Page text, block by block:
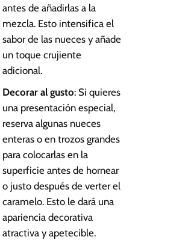
antes de añadirlas a la
mezcla. Esto intensifica el
sabor de las nueces y añade
un toque crujiente
adicional.
Decorar al gusto: Si quieres
una presentación especial,
reserva algunas nueces
enteras o en trozos grandes
para colocarlas en la
superficie antes de hornear
o justo después de verter el
caramelo. Esto le dará una
apariencia decorativa
atractiva y apetecible.